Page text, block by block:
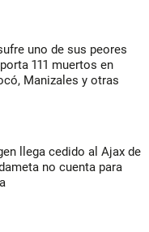
uno de sus peores
111 muertos en
Manizales y otras
llega cedido al Ajax de
no cuenta para